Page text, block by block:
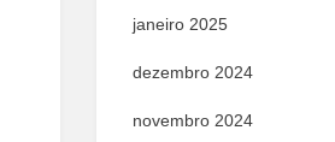
janeiro 2025
dezembro 2024
novembro 2024